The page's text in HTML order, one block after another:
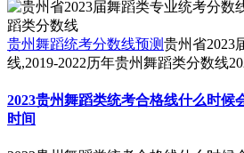
贵州舞蹈统考分数线预测贵州省2023
线,2019-2022历年贵州舞蹈类分数线
2023贵州舞蹈类统考合格线什么时候
时间